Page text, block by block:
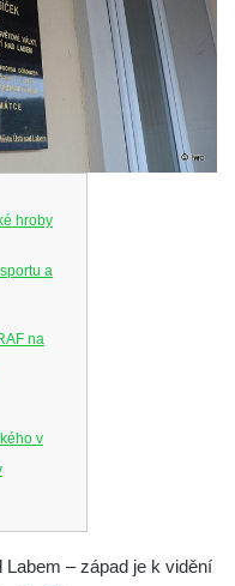
hroby
a
na
v
– západ je k vidění